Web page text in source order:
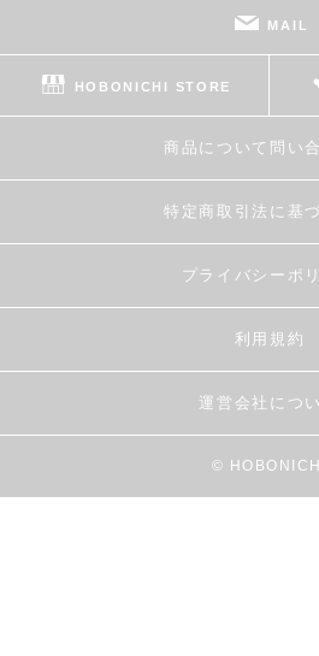
MAIL
HOBONICHI STORE
商品について問い
特定商取引法に基
プライバシーポ
利用規約
運営会社につ
© HOBONICHI